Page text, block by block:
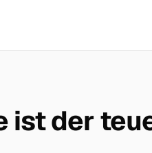
ist der